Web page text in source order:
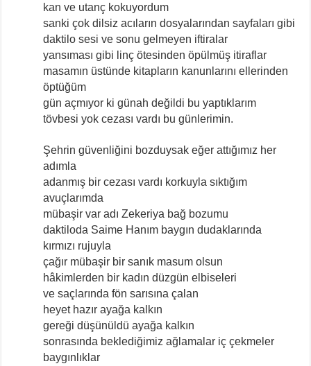
kan ve utanç kokuyordum
sanki çok dilsiz acıların dosyalarından sayfaları gibi
daktilo sesi ve sonu gelmeyen iftiralar
yansıması gibi linç ötesinden öpülmüş itiraflar
masamın üstünde kitapların kanunlarını ellerinden
öptüğüm
gün açmıyor ki günah değildi bu yaptıklarım
tövbesi yok cezası vardı bu günlerimin.
Şehrin güvenliğini bozduysak eğer attığımız her
adımla
adanmış bir cezası vardı korkuyla sıktığım
avuçlarımda
mübaşir var adı Zekeriya bağ bozumu
daktiloda Saime Hanım baygın dudaklarında
kırmızı rujuyla
çağır mübaşir bir sanık masum olsun
hâkimlerden bir kadın düzgün elbiseleri
ve saçlarında fön sarısına çalan
heyet hazır ayağa kalkın
gereği düşünüldü ayağa kalkın
sonrasında beklediğimiz ağlamalar iç çekmeler
baygınlıklar